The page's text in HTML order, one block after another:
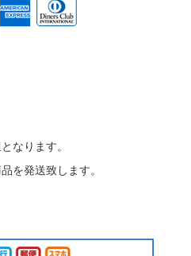
なります。
を発送致します。